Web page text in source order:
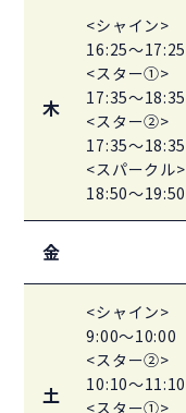
木
<シャイン>
16:25～17:25
<スター①>
17:35～18:35
<スター②>
17:35～18:35
<スパークル>
18:50～19:50
金
土
<シャイン>
9:00～10:00
<スター②>
10:10～11:10
<スター①>